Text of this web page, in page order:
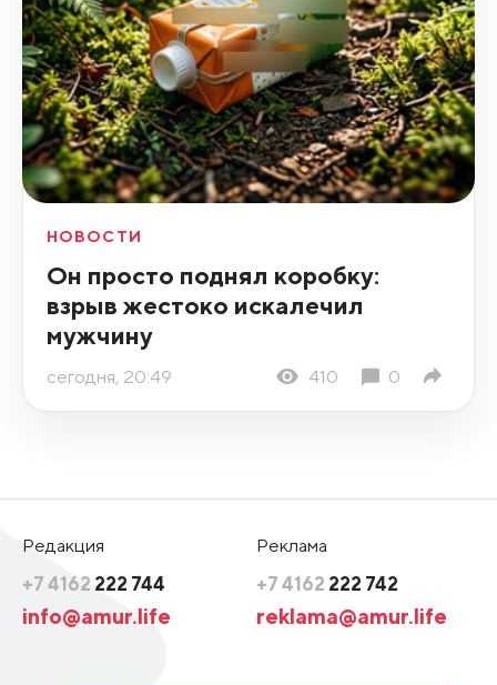
НОВОСТИ
Он просто поднял коробку:
взрыв жестоко искалечил
мужчину
сегодня, 20:49 410 0
Редакция
+7 4162 222 744
info@amur.life
Реклама
+7 4162 222 742
reklama@amur.life